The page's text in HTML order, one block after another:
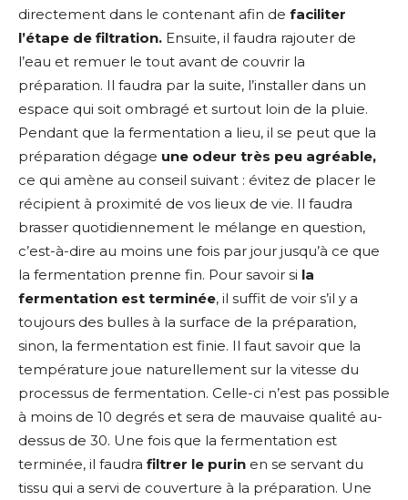
directement dans le contenant afin de faciliter
l’étape de filtration. Ensuite, il faudra rajouter de
l’eau et remuer le tout avant de couvrir la
préparation. Il faudra par la suite, l’installer dans un
espace qui soit ombragé et surtout loin de la pluie.
Pendant que la fermentation a lieu, il se peut que la
préparation dégage une odeur très peu agréable,
ce qui amène au conseil suivant : évitez de placer le
récipient à proximité de vos lieux de vie. Il faudra
brasser quotidiennement le mélange en question,
c’est-à-dire au moins une fois par jour jusqu’à ce que
la fermentation prenne fin. Pour savoir si la
fermentation est terminée, il suffit de voir s’il y a
toujours des bulles à la surface de la préparation,
sinon, la fermentation est finie. Il faut savoir que la
température joue naturellement sur la vitesse du
processus de fermentation. Celle-ci n’est pas possible
à moins de 10 degrés et sera de mauvaise qualité au-
dessus de 30. Une fois que la fermentation est
terminée, il faudra filtrer le purin en se servant du
tissu qui a servi de couverture à la préparation. Une